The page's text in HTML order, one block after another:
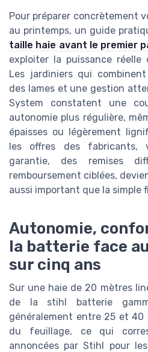
Pour préparer concrètement
au printemps, un guide
taille haie avant le premier
exploiter la puissance
Les jardiniers qui
des lames et une gestion
System constatent une
autonomie plus régulière,
épaisses ou légèrement
les offres des fabricants,
garantie, des remises
remboursement ciblées,
aussi important que la simple
Autonomie,
la batterie face
sur cinq ans
Sur une haie de 20 mètres
de la stihl batterie
généralement entre 25 et 40
du feuillage, ce qui
annoncées par Stihl pour